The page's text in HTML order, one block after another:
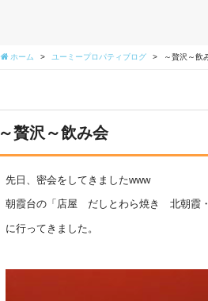
ホーム > ユーミープロパティブログ > ～贅沢～飲
～贅沢～飲み会
先日、密会をしてきましたwww
朝霞台の「店屋 だしとわら焼き 北朝霞
に行ってきました。